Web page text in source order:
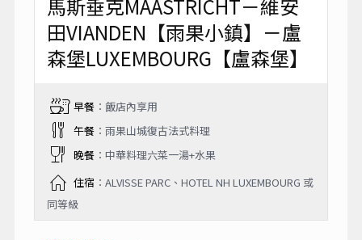
馬斯垂克MAASTRICHT－維安
田VIANDEN【雨果小鎮】－盧
森堡LUXEMBOURG【盧森堡】
早餐：飯店內享用
午餐：雨果山城復古法式料理
晚餐：中華料理六菜一湯+水果
住宿 ：ALVISSE PARC、HOTEL NH LUXEMBOURG 或
同等級